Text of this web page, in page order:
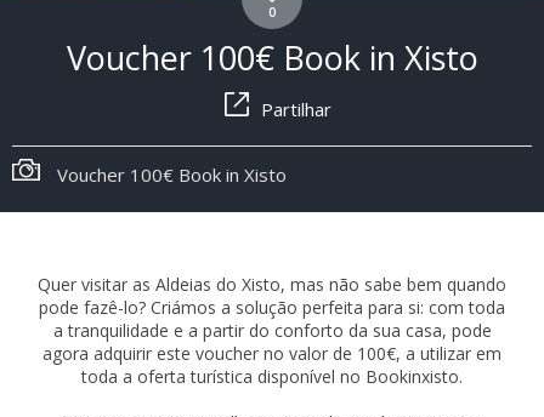
0
Voucher 100€ Book in Xisto
Partilhar
Voucher 100€ Book in Xisto
Quer visitar as Aldeias do Xisto, mas não sabe bem quando
pode fazê-lo? Criámos a solução perfeita para si: com toda
a tranquilidade e a partir do conforto da sua casa, pode
agora adquirir este voucher no valor de 100€, a utilizar em
toda a oferta turística disponível no Bookinxisto.